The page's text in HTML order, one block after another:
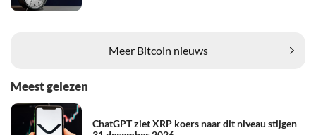
Meer Bitcoin nieuws
Meest gelezen
ChatGPT ziet XRP koers naar dit niveau stijgen